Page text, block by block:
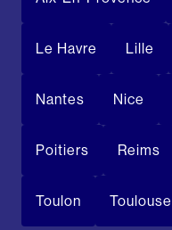
Le Havre Lille
Nantes Nice
Poitiers Reims
Toulon Toulouse